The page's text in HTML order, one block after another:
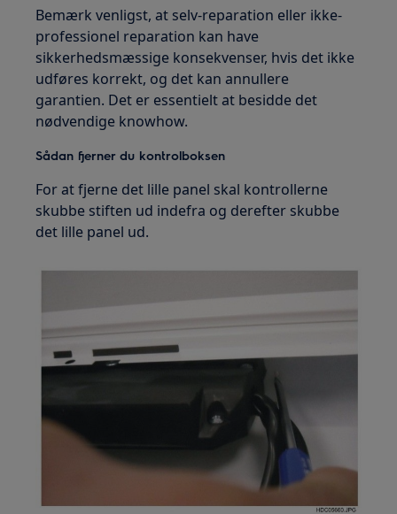
Bemærk venligst, at selv-reparation eller ikke-
professionel reparation kan have
sikkerhedsmæssige konsekvenser, hvis det ikke
udføres korrekt, og det kan annullere
garantien. Det er essentielt at besidde det
nødvendige knowhow.
Sådan fjerner du kontrolboksen
For at fjerne det lille panel skal kontrollerne
skubbe stiften ud indefra og derefter skubbe
det lille panel ud.